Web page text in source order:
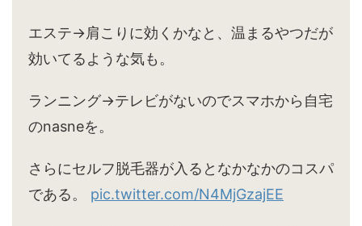
エステ→肩こりに効くかなと、温まるやつだが
効いてるような気も。
ランニング→テレビがないのでスマホから自宅
のnasneを。
さらにセルフ脱毛器が入るとなかなかのコスパ
である。 pic.twitter.com/N4MjGzajEE